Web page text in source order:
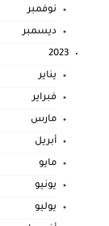
نوفمبر
ديسمبر
2023
يناير
فبراير
مارس
أبريل
مايو
يونيو
يوليو